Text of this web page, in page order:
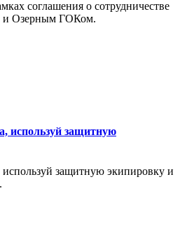
соглашения о сотрудничестве
и Озерным ГОКом.
используй защитную
используй защитную экипировку и